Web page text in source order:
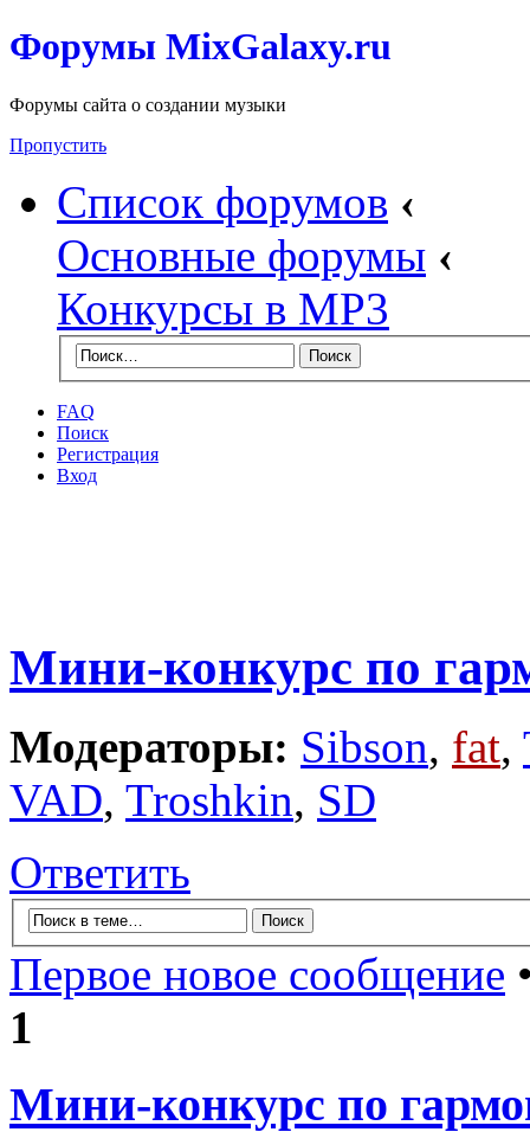
Форумы MixGalaxy.ru
Форумы сайта о создании музыки
Пропустить
Список форумов ‹
Основные форумы ‹
Конкурсы в МР3
FAQ
Поиск
Регистрация
Вход
Мини-конкурс по
Модераторы: Sibson, fat,
VAD, Troshkin, SD
Ответить
Первое новое сообщение
1
Мини-конкурс по